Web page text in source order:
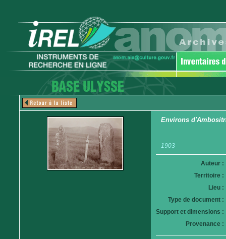
Environs
1903
Auteur :
Territoire :
Lieu :
Type de document :
Support et dimensions :
Provenance :